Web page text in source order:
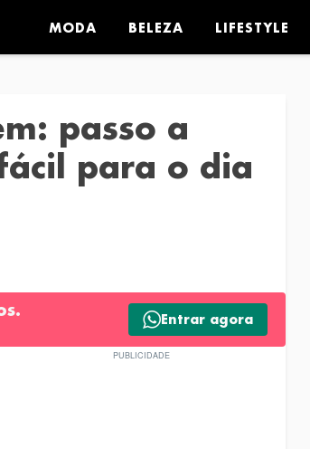
MODA BELEZA LIFESTYLE
passo a
para o dia
Entrar agora